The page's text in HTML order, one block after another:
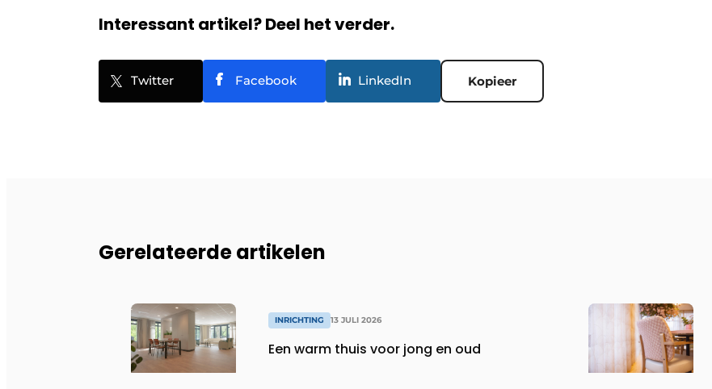
Interessant artikel? Deel het verder.
Twitter Facebook LinkedIn Kopieer
Gerelateerde artikelen
INRICHTING 13 JULI 2026
Een warm thuis voor jong en oud